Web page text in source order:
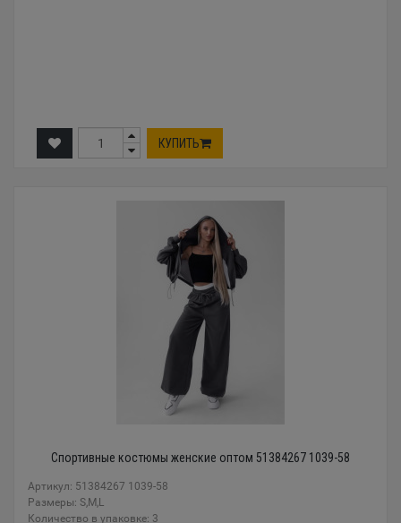
КУПИТЬ
Спортивные костюмы женские оптом 51384267 1039-58
Артикул: 51384267 1039-58
Размеры: S,M,L
Количество в упаковке: 3